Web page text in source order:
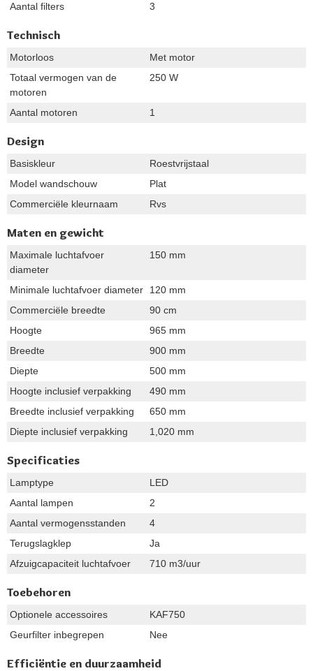
Aantal filters 3
Technisch
Motorloos
Met motor
Totaal vermogen van de
motoren
250 W
Aantal motoren 1
Design
Basiskleur
Roestvrijstaal
Model wandschouw
Plat
Commerciële kleurnaam
Rvs
Maten en gewicht
Maximale luchtafvoer
diameter
150 mm
Minimale luchtafvoer diameter
120 mm
Commerciële breedte
90 cm
Hoogte
965 mm
Breedte
900 mm
Diepte
500 mm
Hoogte inclusief verpakking
490 mm
Breedte inclusief verpakking
650 mm
Diepte inclusief verpakking
1,020 mm
Specificaties
Lamptype
LED
Aantal lampen
2
Aantal vermogensstanden
4
Terugslagklep
Ja
Afzuigcapaciteit luchtafvoer
710 m3/uur
Toebehoren
Optionele accessoires
KAF750
Geurfilter inbegrepen
Nee
Efficiëntie en duurzaamheid